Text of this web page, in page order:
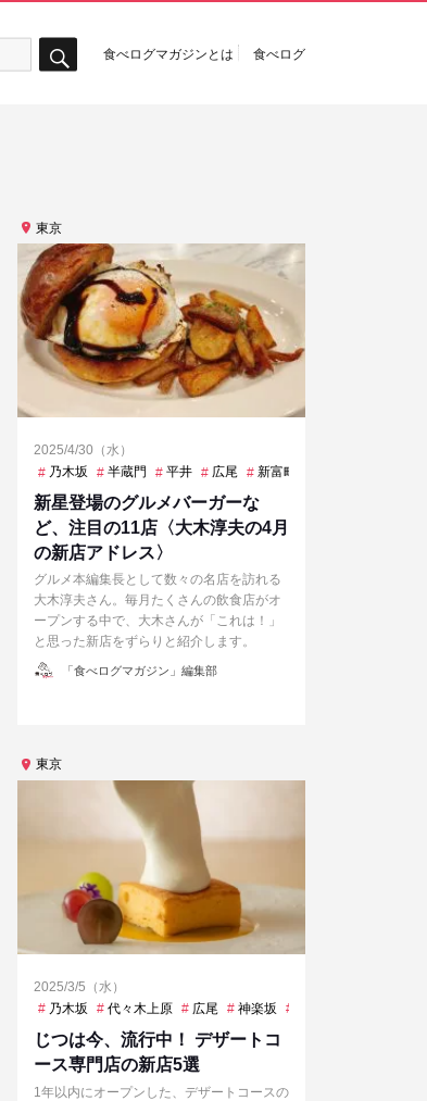
食べログマガジンとは 食べログ
中野 乃木坂 久屋大通 五条 人形町
東京
2025/4/30（水）
乃木坂
半蔵門 平井 広尾 新富町
新星登場のグルメバーガーな
ど、注目の11店〈大木淳夫の4月
の新店アドレス〉
グルメ本編集長として数々の名店を訪れる
大木淳夫さん。毎月たくさんの飲食店がオ
ープンする中で、大木さんが「これは！」
と思った新店をずらりと紹介します。
投「食べログマガジン」編集部
阿佐ケ谷 高田馬場
池尻大橋 虎ノ門
東京
2025/3/5（水）
乃木坂
代々木上原 広尾 神楽坂
じつは今、流行中！ デザートコ
ース専門店の新店5選
1年以内にオープンした、デザートコースの